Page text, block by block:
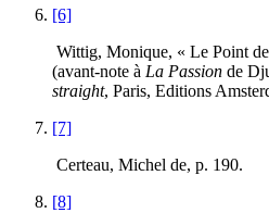
[6]
Wittig, Monique, « Le Point
(avant-note à La Passion de
straight, Paris, Editions
[7]
Certeau, Michel de, p. 190.
[8]